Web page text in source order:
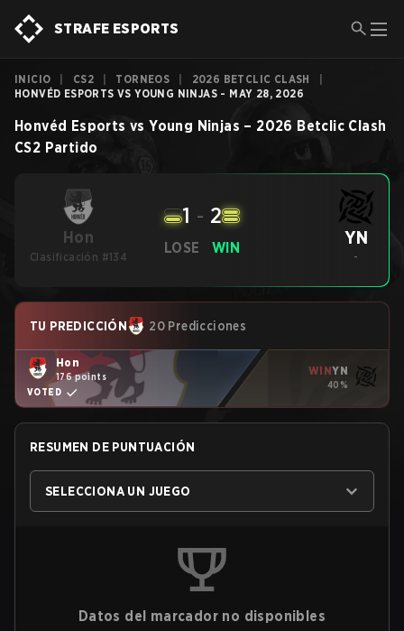
STRAFE ESPORTS
INICIO CS2 TORNEOS 2026 BETCLIC CLASH
HONVÉD ESPORTS VS YOUNG NINJAS - MAY 28, 2026
Honvéd Esports vs Young Ninjas – 2026 Betclic Clash
CS2 Partido
Hon
Clasificación #134
LOSE
1 - 2
WIN YN
-
TU PREDICCIÓN 20 Predicciones
Hon
176 points
VOTED
WINYN
40%
RESUMEN DE PUNTUACIÓN
SELECCIONA UN JUEGO
Datos del marcador no disponibles